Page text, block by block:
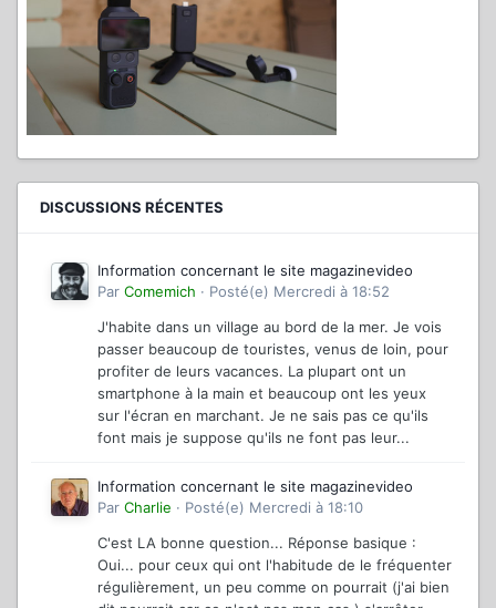
DISCUSSIONS RÉCENTES
Information concernant le site magazinevideo
Par Comemich · Posté(e) Mercredi à 18:52
J'habite dans un village au bord de la mer. Je vois
passer beaucoup de touristes, venus de loin, pour
profiter de leurs vacances. La plupart ont un
smartphone à la main et beaucoup ont les yeux
sur l'écran en marchant. Je ne sais pas ce qu'ils
font mais je suppose qu'ils ne font pas leur...
Information concernant le site magazinevideo
Par Charlie · Posté(e) Mercredi à 18:10
C'est LA bonne question... Réponse basique :
Oui... pour ceux qui ont l'habitude de le fréquenter
régulièrement, un peu comme on pourrait (j'ai bien